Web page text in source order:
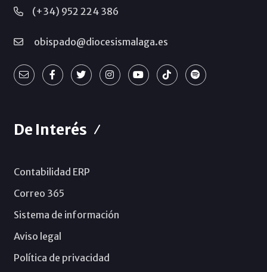
(+34) 952 224 386
obispado@diocesismalaga.es
De Interés
Contabilidad ERP
Correo 365
Sistema de información
Aviso legal
Política de privacidad